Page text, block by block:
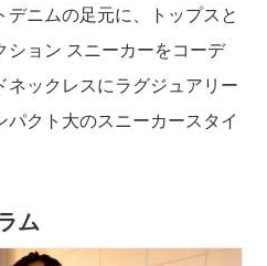
デニムの足元に、トップスと
ション スニーカーをコーデ
ネックレスにラグジュアリー
クト大のスニーカースタイ
ム